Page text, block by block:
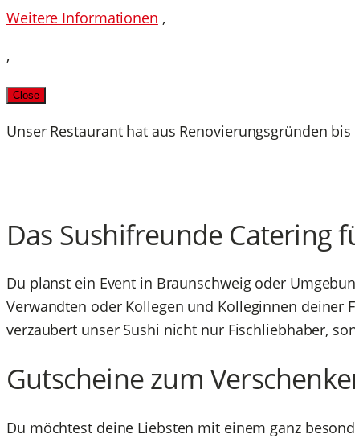
Weitere Informationen ‚
‚
Close
Unser Restaurant hat aus Renovierungsgründen
Das Sushifreunde Catering
Du planst ein Event in Braunschweig oder
Verwandten oder Kollegen und Kolleginnen deiner
verzaubert unser Sushi nicht nur Fischliebhaber,
Gutscheine zum
Du möchtest deine Liebsten mit einem ganz